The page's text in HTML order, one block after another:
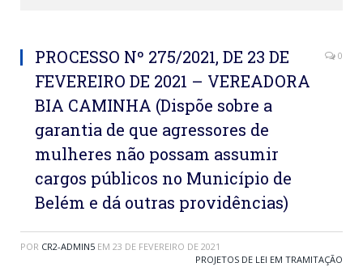
PROCESSO Nº 275/2021, DE 23 DE
FEVEREIRO DE 2021 – VEREADORA
BIA CAMINHA (Dispõe sobre a
garantia de que agressores de
mulheres não possam assumir
cargos públicos no Município de
Belém e dá outras providências)
0
POR CR2-ADMIN5 EM 23 DE FEVEREIRO DE 2021
PROJETOS DE LEI EM TRAMITAÇÃO